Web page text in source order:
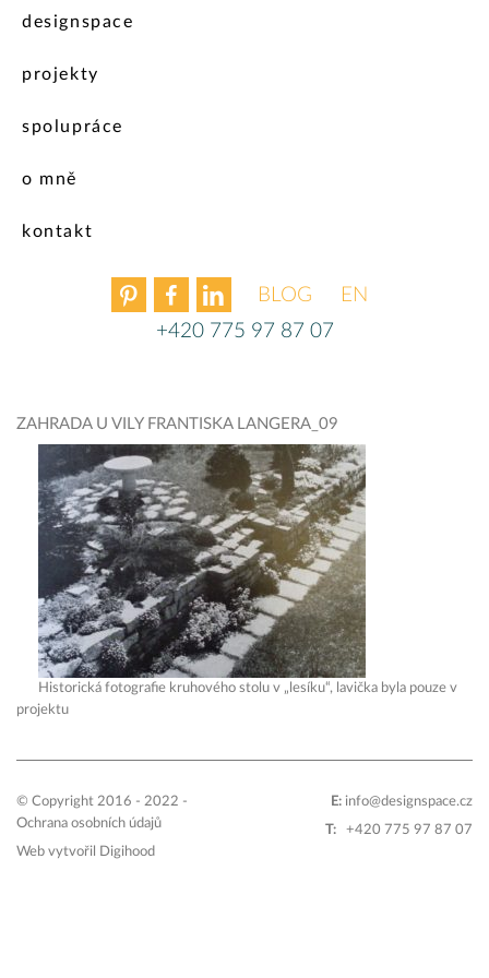
BLOGENGLISH
+420 775 97 87 07
designspace
projekty
spolupráce
o mně
kontakt
ZAHRADA U VILY FRANTISKA LANGERA_09
Historická fotografie kruhového stolu v „lesíku“, lavička byla pouze v
projektu
© Copyright 2016 - 2022 -
Ochrana osobních údajů
Web vytvořil
Digihood
E: info@designspace.cz
T:
+420 775 97 87 07